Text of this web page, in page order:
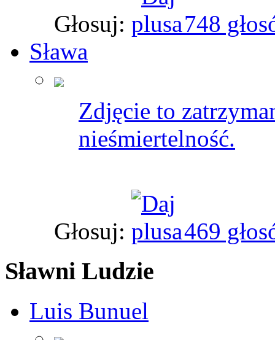
Głosuj:
748
Sława
Zdjęcie to
nieśmiertelność.
Głosuj: 469
Sławni Ludzie
Luis Bunuel